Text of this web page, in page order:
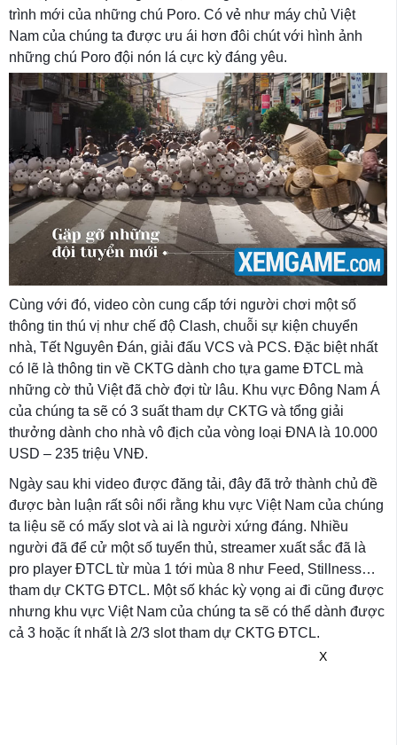
trình mới của những chú Poro. Có vẻ như máy chủ Việt
Nam của chúng ta được ưu ái hơn đôi chút với hình ảnh
những chú Poro đội nón lá cực kỳ đáng yêu.
Cùng với đó, video còn cung cấp tới người chơi một số
thông tin thú vị như chế độ Clash, chuỗi sự kiện chuyển
nhà, Tết Nguyên Đán, giải đấu VCS và PCS. Đặc biệt nhất
có lẽ là thông tin về CKTG dành cho tựa game ĐTCL mà
những cờ thủ Việt đã chờ đợi từ lâu. Khu vực Đông Nam Á
của chúng ta sẽ có 3 suất tham dự CKTG và tổng giải
thưởng dành cho nhà vô địch của vòng loại ĐNA là 10.000
USD – 235 triệu VNĐ.
Ngày sau khi video được đăng tải, đây đã trở thành chủ đề
được bàn luận rất sôi nổi rằng khu vực Việt Nam của chúng
ta liệu sẽ có mấy slot và ai là người xứng đáng. Nhiều
người đã để cử một số tuyển thủ, streamer xuất sắc đã là
pro player ĐTCL từ mùa 1 tới mùa 8 như Feed, Stillness…
tham dự CKTG ĐTCL. Một số khác kỳ vọng ai đi cũng được
nhưng khu vực Việt Nam của chúng ta sẽ có thể dành được
cả 3 hoặc ít nhất là 2/3 slot tham dự CKTG ĐTCL.
X